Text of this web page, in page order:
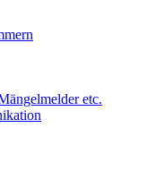
etc.